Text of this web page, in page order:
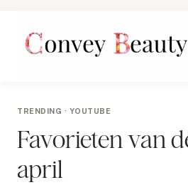
inhoud
TRENDING · YOUTUBE
Favorieten van
april